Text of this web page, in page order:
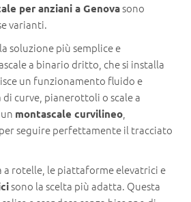
per anziani a Genovasono
varianti.
soluzione più semplice e
a binario dritto, che si installa
un funzionamento fluido e
di curve, pianerottoli o scale a
montascale curvilineo,
seguire perfettamente il tracciato
a rotelle, le piattaforme elevatrici e
sono la scelta più adatta. Questa